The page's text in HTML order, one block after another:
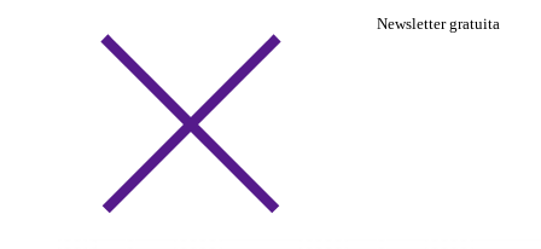
Newsletter gratuita